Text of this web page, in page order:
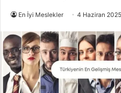
En İyi Meslekler 4 Haziran 2025